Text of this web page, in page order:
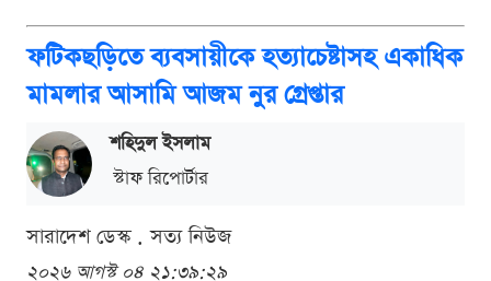
ফটিকছড়িতে ব্যবসায়ীকে হত্যাচেষ্টাসহ একাধিক
মামলার আসামি আজম নুর গ্রেপ্তার
শ‌হিদুল ইসলাম
স্টাফ রিপোর্টার
সারাদেশ ডেস্ক . সত্য নিউজ
২০২৬ আগস্ট ০৪ ২১:৩৯:২৯